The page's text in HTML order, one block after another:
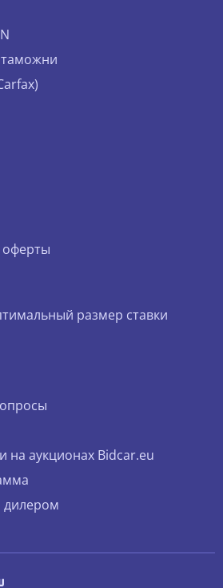
таможни
размер ставки
на аукционах Bidcar.eu
дилером